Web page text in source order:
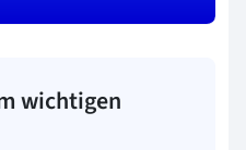
wichtigen